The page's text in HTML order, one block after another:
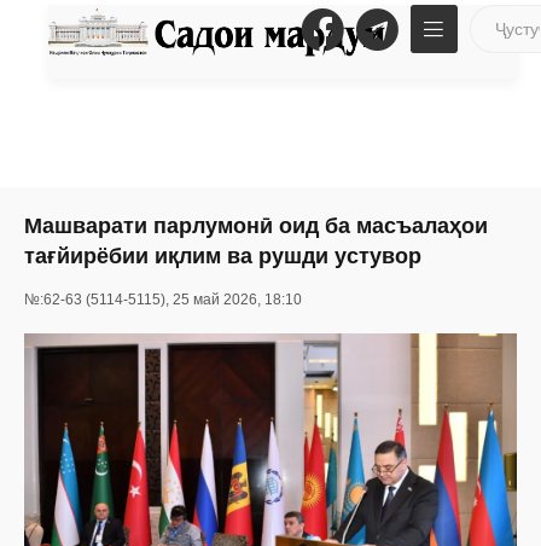
Машварати парлумонӣ оид ба масъалаҳои
тағйирёбии иқлим ва рушди устувор
№:62-63 (5114-5115), 25 май 2026, 18:10